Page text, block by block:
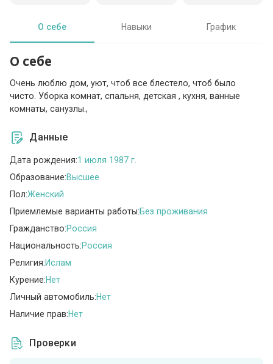
О себе Навыки График
О себе
Очень люблю дом, уют, чтоб все блестело, чтоб было
чисто. Уборка комнат, спальня, детская , кухня, ванные
комнаты, санузлы.,
Данные
Дата рождения:1 июля 1987 г.
Образование:Высшее
Пол:Женский
Приемлемые варианты работы:Без проживания
Гражданство:Россия
Национальность:Россия
Религия:Ислам
Курение:Нет
Личный автомобиль:Нет
Наличие прав:Нет
Проверки